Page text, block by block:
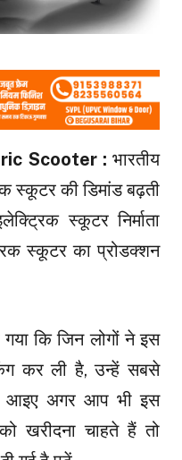
Scooter : भारतीय
स्कूटर की डिमांड बढ़ती
स्कूटर निर्माता
स्कूटर का प्रोडक्शन
कि जिन लोगों ने इस
कर ली है, उन्हें सबसे
आइए अगर आप भी इस
खरीदना चाहते हैं तो